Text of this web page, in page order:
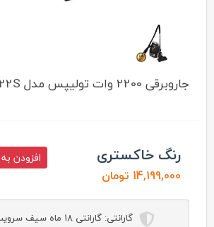
جاروبرقی 2200 وات تولیپس مدل VC-622S
رنگ خاکستری
14,199,000 تومان
افزودن
گارانتی: گارانتی 18 ماه سیف سرویس